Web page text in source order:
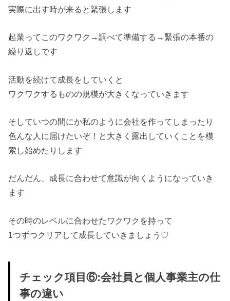
実際に出す時が来ると緊張します
起業ってこのワクワク→調べて準備する→緊張の本番の
繰り返しです
活動を続けて成長をしていくと
ワクワクするものの規模が大きくなっていきます
そしていつの間にか私のように会社を作ってしまったり
色んな人に届けたいぞ！と大きく露出していくことを模
索し始めたりします
だんだん、成長に合わせて意識が向くようになっていき
ます
その時のレベルに合わせたワクワクを持って
1つずつクリアして成長していきましょう♡
チェック項目⑥:会社員と個人事業主の仕
事の違い